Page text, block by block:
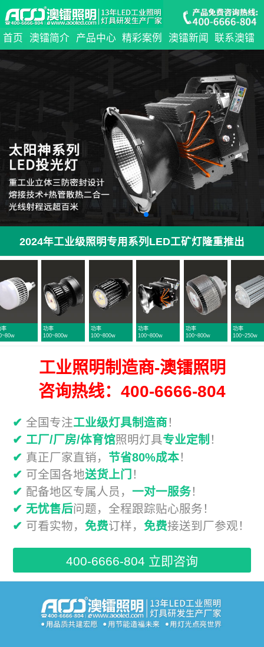
首页 澳镭简介 产品中心 精彩案例 澳镭新闻 联系澳镭
2024年工业级照明专用系列LED工矿灯隆重推出
100~800w
100~800w
100~800w
100~250w
50~300w
工业照明制造商-澳镭照明
咨询热线：400-6666-804
✔ 全国专注工业级灯具制造商！
✔ 工厂/厂房/体育馆照明灯具专业定制 ！
✔ 真正厂家直销， 节省80%成本！
✔ 可全国各地送货上门 ！
✔ 配备地区专属人员， 一对一服务！
✔ 无忧售后问题，全程跟踪贴心服务！
✔ 可看实物， 免费订样， 免费接送到厂参观！
400-6666-804 立即咨询